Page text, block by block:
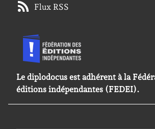
Flux RSS
Le diplodocus est adhérent à la
éditions indépendantes (FEDEI).